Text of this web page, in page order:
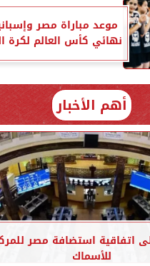
موعد مباراة مصر
نهائي كأس العالم لكرة
أهم الأخبار
اتفاقية استضافة مصر
للأسماك